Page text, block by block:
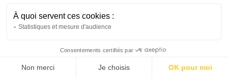
À quoi servent ces cookies :
Statistiques et mesure d'audience
Consentements certifiés par
Non merci Je choisis OK pour moi